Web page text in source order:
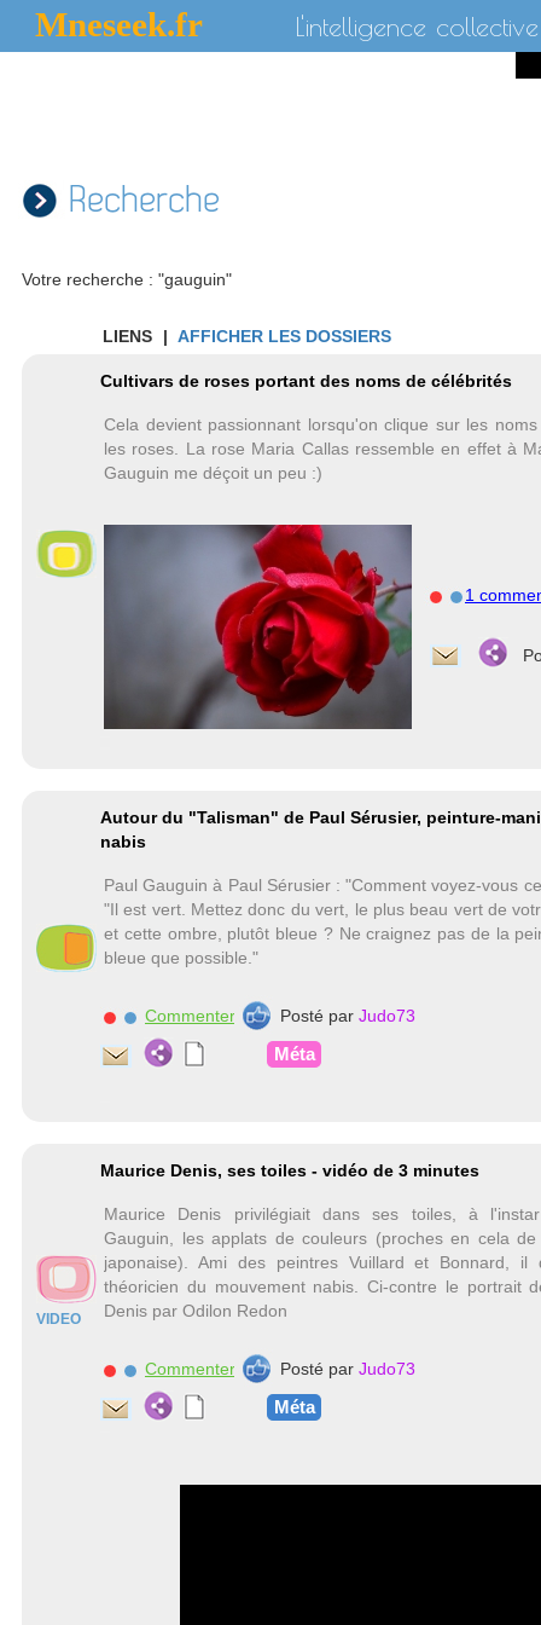
Mneseek.fr L'intelligence collective
Recherche
Votre recherche : "gauguin"
LIENS | AFFICHER LES DOSSIERS
Cultivars de roses portant des noms de célébrités
Cela devient passionnant lorsqu'on clique sur les
les roses. La rose Maria Callas ressemble en effet à
Gauguin me déçoit un peu :)
1
Autour du "Talisman" de Paul Sérusier, peinture-
nabis
Paul Gauguin à Paul Sérusier : "Comment voyez-vous
"Il est vert. Mettez donc du vert, le plus beau vert de
et cette ombre, plutôt bleue ? Ne craignez pas de la
bleue que possible."
Commenter Posté par Judo73
Méta
VIDEO
Maurice Denis, ses toiles - vidéo de 3 minutes
Maurice Denis privilégiait dans ses toiles, à
Gauguin, les applats de couleurs (proches en cela de
japonaise). Ami des peintres Vuillard et Bonnard, il
théoricien du mouvement nabis. Ci-contre le portrait
Denis par Odilon Redon
Commenter Posté par Judo73
Méta